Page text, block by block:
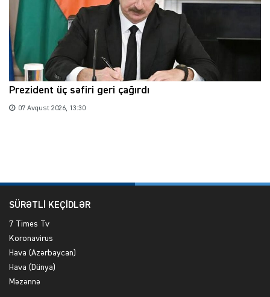
Prezident üç səfiri geri çağırdı
07 Avqust 2026, 13:30
SÜRƏTLİ KEÇİDLƏR
7 Times Tv
Koronavirus
Hava (Azərbaycan)
Hava (Dünya)
Məzənnə